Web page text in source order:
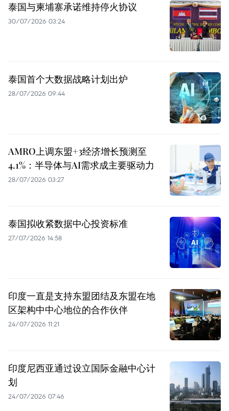
泰国与柬埔寨承诺维持停火协议
30/07/2026 03:24
泰国首个大数据战略计划出炉
28/07/2026 09:44
AMRO上调东盟+3经济增长预测至
4.1%：半导体与AI需求成主要驱动力
28/07/2026 03:27
泰国拟收紧数据中心投资标准
27/07/2026 14:58
印度一直是支持东盟团结及东盟在地
区架构中中心地位的合作伙伴
24/07/2026 11:21
印度尼西亚通过设立国际金融中心计
划
24/07/2026 07:46